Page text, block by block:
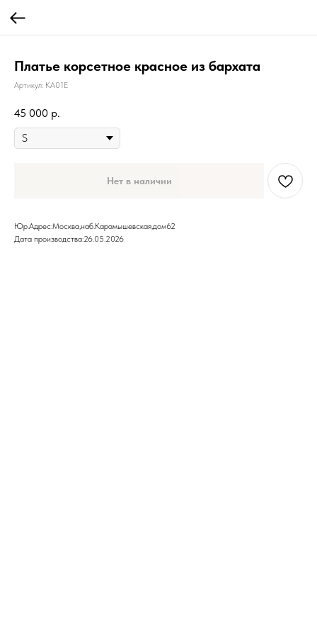
Платье корсетное красное из бархата
Артикул: KA01E
45 000 р.
Нет в наличии
Юр.Адрес:Москва,наб.Карамышевская,дом62
Дата производства:26.05.2026